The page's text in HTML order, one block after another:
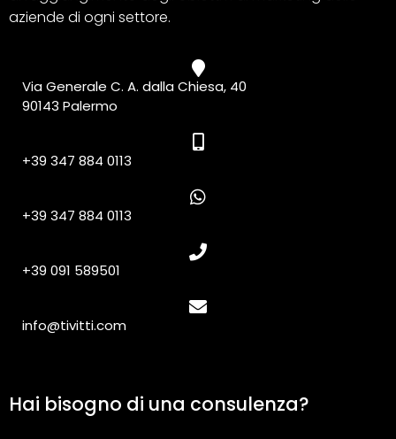
aziende di ogni settore.
Via Generale C. A. dalla Chiesa, 40
90143 Palermo
+39 347 884 0113
+39 347 884 0113
+39 091 589501
info@tivitti.com
Hai bisogno di una consulenza?